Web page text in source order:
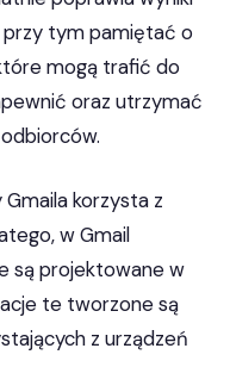
przy tym pamiętać o
mogą trafić do
oraz utrzymać
korzysta z
w Gmail
są projektowane w
te tworzone są
z urządzeń